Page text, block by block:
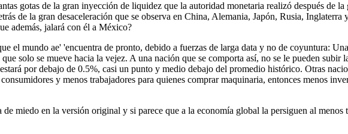
gotas de la gran inyección de liquidez que la autoridad monetaria realizó después de
de la gran desaceleración que se observa en China, Alemania, Japón, Rusia,
además, jalará con él a México?
el mundo ae' 'encuentra de pronto, debido a fuerzas de larga data y no de coyuntura:
solo se mueve hacia la vejez. A una nación que se comporta así, no se le pueden subir
por debajo de 0.5%, casi un punto y medio debajo del promedio histórico. Otras
y menos trabajadores para quienes comprar maquinaria, entonces menos
miedo en la versión original y si parece que a la economía global la persiguen al